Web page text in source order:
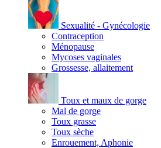
Sexualité - Gynécologie
Contraception
Ménopause
Mycoses vaginales
Grossesse, allaitement
Toux et maux de gorge
Mal de gorge
Toux grasse
Toux sèche
Enrouement, Aphonie